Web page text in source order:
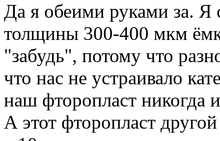
Да я обеими руками за. Я
толщины 300-400 мкм
"забудь", потому что
что нас не устраивало
наш фторопласт никогда
А этот фторопласт